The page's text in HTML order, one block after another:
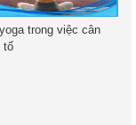
trong việc cân
tố